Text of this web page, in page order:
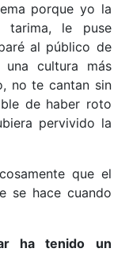
porque yo la
le puse
al público de
cultura más
no te cantan sin
de haber roto
pervivido la
que el
se hace cuando
ha tenido un